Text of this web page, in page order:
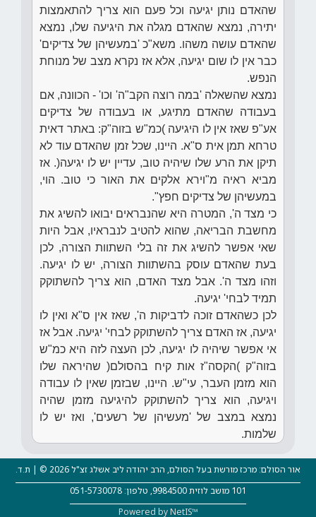
שהאדם נותן יגיעה וכל פעם הוא צריך להתאמצות
יתירה, נמצא שהאדם מגלה את היגיעה שלו, נמצא
שהאדם עושה משהו. משא"כ 'במעשיהן של צדיקים'
כבר אין לו שום יגיעה, אלא אז נקרא מצב של מנוחת
הנפש.
נמצא שהשאלה 'במה רוצה הקב"ה' וכו' - הכוונה, אם
בעבודה שהאדם מתיגע, או בעבודה של צדיקים
אע"פ שאז אין לו היגיעה )כמ"ש בזוה"ק: באתר דאית
טרחא תמן אית ס"א. היינו, שכל זמן שהאדם עוד לא
תיקן את הרע שלו שיהיה טוב, עדיין יש לו יגיעה(. אז
מביא ראיה מ"וירא אלקים את האור כי טוב. הוי,
במעשיהן של צדיקים חפץ".
כי מצד ה', המטרה היא שהנבראים יבואו להשיג את
מחשבת הבריאה, שהוא להטיב לנבראיו, אבל היות
שאי אפשר להשיג את זה בלי השתוות הצורה, לכן
בעת שהאדם עוסק בהשתוות הצורה, יש לו יגיעה.
וזהו מצד ה'. אבל מצד האדם, הוא צריך להשתוקק
תמיד לבחי' יגיעה.
לכן כשהאדם זוכה לדביקות ה', שאז אין ס"א ואין לו
יגיעה, אז האדם צריך להשתוקק לבחי' יגיעה. אבל אז
אי אפשר שיהיה לו יגיעה, לכן העצה לזה היא כמ"ש
בזוה"ק )הקסה"ז אות קיח בהסולם( שהיראה שלו
הוא מזמן העבר, עי"ש. היינו, שבזמן שאין לו עבודה
ויגיעה, הוא צריך להשתוקק להיגיעה מזמן שהיה
נמצא במצב של 'מעשיהן של רשעים', ואז יש לו
שלמות.
אור הסולם: מרכז מורשת בעל הסולם, הרב יהודה ליב אשלג זצ"ל 2026 © | ת.ד.
101 מושב לוזית 9984500, טלפון: 051-5730078
Powered by NetIS™